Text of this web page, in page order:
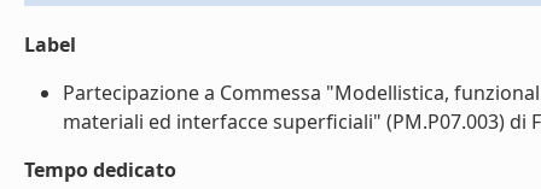
Label
Partecipazione a Commessa "Modellistica,
materiali ed interfacce superficiali" (PM.P07.003) di
Tempo dedicato